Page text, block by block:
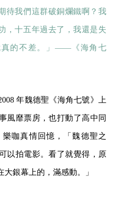
待我們這群破銅爛鐵啊？我
，十五年過去了，我還是失
真的不差。」——《海角七
年魏德聖《海角七號》上
風靡票房，也打動了高中同
咖真情回憶，「魏德聖之
以拍電影。看了就覺得，原
銀幕上的，滿感動。」